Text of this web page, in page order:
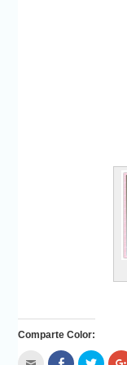
Comparte Color:
Hac Haz Haz